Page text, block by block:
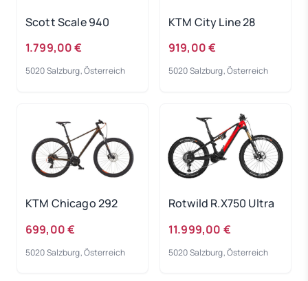
Scott Scale 940
1.799,00 €
5020 Salzburg, Österreich
KTM City Line 28
919,00 €
5020 Salzburg, Österreich
KTM Chicago 292
699,00 €
5020 Salzburg, Österreich
Rotwild R.X750 Ultra
11.999,00 €
5020 Salzburg, Österreich